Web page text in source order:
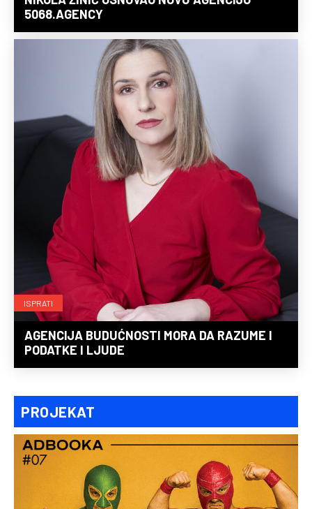
5068.AGENCY
ISPRATI
AGENCIJA BUDUĆNOSTI MORA DA RAZUME I
PODATKE I LJUDE
PROJEKAT